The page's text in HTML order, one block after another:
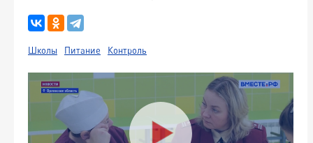
Школы Питание Контроль